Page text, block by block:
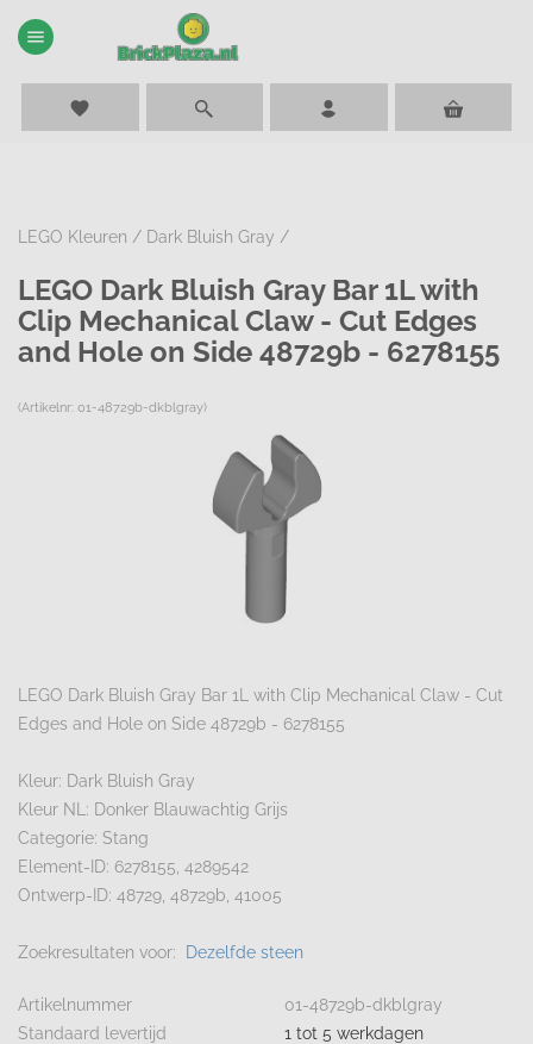
menu
favorite
LEGO Kleuren / Dark Bluish Gray /
LEGO Dark Bluish Gray Bar 1L with
Clip Mechanical Claw - Cut Edges
and Hole on Side 48729b - 6278155
(Artikelnr: 01-48729b-dkblgray)
LEGO Dark Bluish Gray Bar 1L with Clip Mechanical Claw - Cut
Edges and Hole on Side 48729b - 6278155
Kleur: Dark Bluish Gray
Kleur NL: Donker Blauwachtig Grijs
Categorie: Stang
Element-ID: 6278155, 4289542
Ontwerp-ID: 48729, 48729b, 41005
Zoekresultaten voor: Dezelfde steen
Artikelnummer
01-48729b-dkblgray
Standaard levertijd
1 tot 5 werkdagen